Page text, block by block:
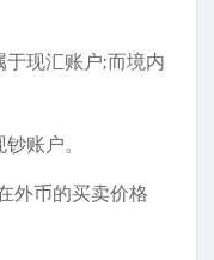
现汇账户;而境内
账户。
外币的买卖价格